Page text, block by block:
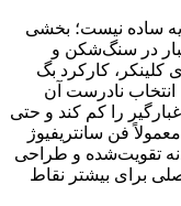
ساده نیست؛ بخشی
در سنگ‌شکن و
کلینکر، کارکرد بگ
انتخاب نادرست آن
را کم کند و حتی
فن سانتریفیوژ
تقویت‌شده و طراحی
برای بیشتر نقاط